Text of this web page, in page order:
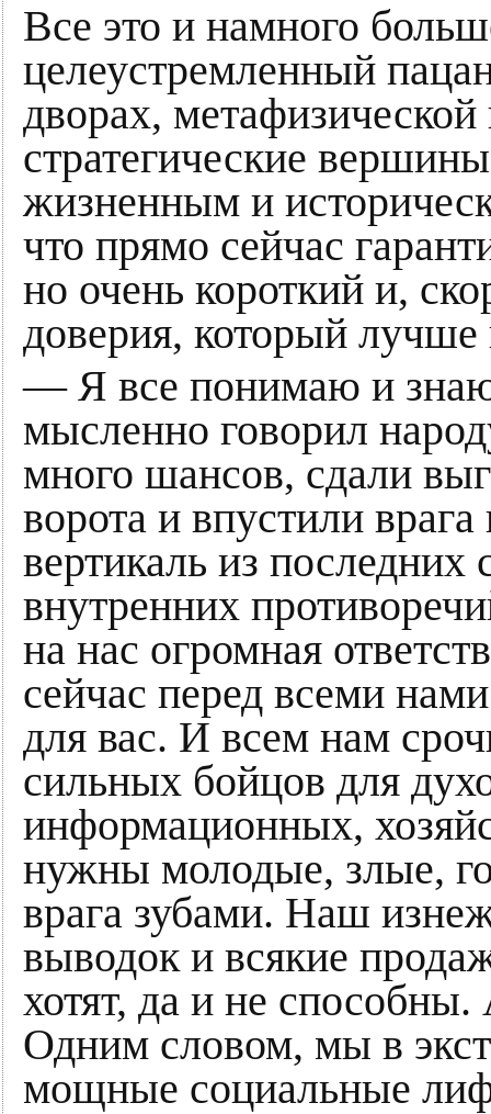
Все это и намного
целеустремленный
дворах,
стратегические
жизненным и
что прямо сейчас
но очень короткий и,
доверия, который лучше
— Я все понимаю и
мысленно говорил
много шансов, сдали
ворота и впустили
вертикаль из
внутренних
на нас огромная
сейчас перед всеми
для вас. И всем нам
сильных бойцов для
информационных,
нужны молодые, злые,
врага зубами. Наш
выводок и всякие
хотят, да и не способны.
Одним словом, мы в
мощные социальные